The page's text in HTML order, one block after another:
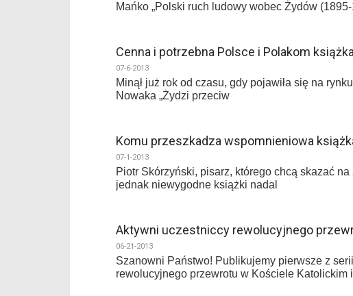
Mańko „Polski ruch ludowy wobec Żydów (1895-
Cenna i potrzebna Polsce i Polakom
07-6-2013
Minął już rok od czasu, gdy pojawiła się na
Nowaka „Żydzi przeciw
Komu przeszkadza wspomnieniowa
07-1-2013
Piotr Skórzyński, pisarz, którego chcą skazać
jednak niewygodne książki nadal
Aktywni uczestniccy rewolucyjnego
06-21-2013
Szanowni Państwo! Publikujemy pierwsze z
rewolucyjnego przewrotu w Kościele Katolickim